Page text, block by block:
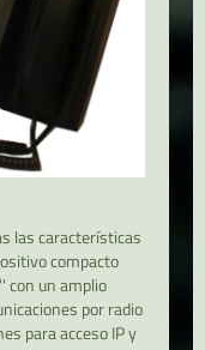
las características
compacto
con un amplio
por radio
para acceso IP y